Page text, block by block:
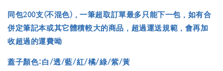
同包200支(不混色)，一筆超取訂單最多只能下一包，如有合
併定筆記本或其它體積較大的商品，超過運送規範，會再加
收超過的運費呦
蓋子顏色:白/透/藍/紅/橘/綠/紫/黃